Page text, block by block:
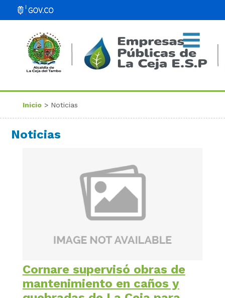
Inicio> Noticias
Noticias
Cornare supervisó obras de
mantenimiento en caños y